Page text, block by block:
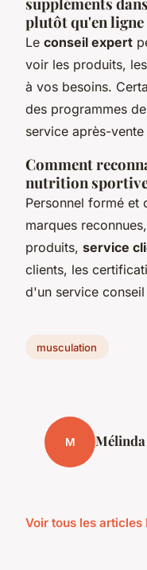
plutôt qu'en ligne
Le conseil expert
voir les produits,
à vos besoins.
des programmes
service après-
Comment
nutrition
Personnel formé et
marques
produits, service
clients, les
d'un service
musculation
M Mélinda
Voir tous les